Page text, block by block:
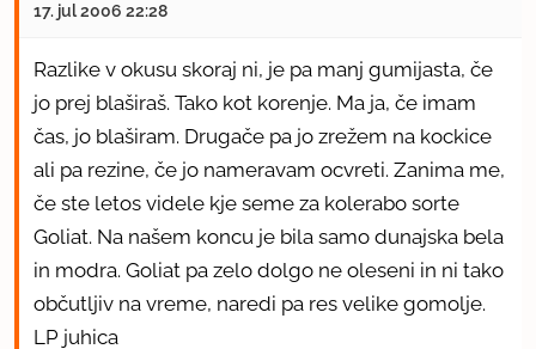
17. jul 2006 22:28
Razlike v okusu skoraj ni, je pa manj gumijasta, če
jo prej blaširaš. Tako kot korenje. Ma ja, če imam
čas, jo blaširam. Drugače pa jo zrežem na kockice
ali pa rezine, če jo nameravam ocvreti. Zanima me,
če ste letos videle kje seme za kolerabo sorte
Goliat. Na našem koncu je bila samo dunajska bela
in modra. Goliat pa zelo dolgo ne oleseni in ni tako
občutljiv na vreme, naredi pa res velike gomolje.
LP juhica